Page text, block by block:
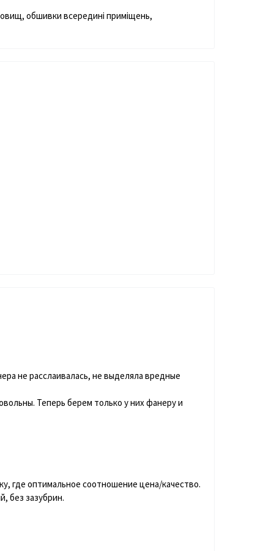
обшивки всередині приміщень,
не расслаивалась, не выделяла вредные
Теперь берем только у них фанеру и
где оптимальное соотношение цена/качество.
без зазубрин.